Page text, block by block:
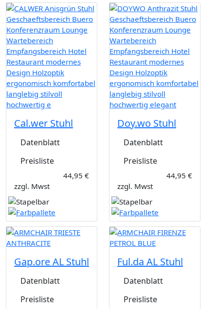
Cal.wer Stuhl
Datenblatt
Preisliste
44,95 €
zzgl. Mwst
Doy.wo Stuhl
Datenblatt
Preisliste
44,95 €
zzgl. Mwst
Gap.ore AL Stuhl
Datenblatt
Preisliste
Ful.da AL Stuhl
Datenblatt
Preisliste